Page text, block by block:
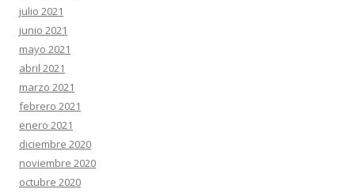
julio 2021
junio 2021
mayo 2021
abril 2021
marzo 2021
febrero 2021
enero 2021
diciembre 2020
noviembre 2020
octubre 2020